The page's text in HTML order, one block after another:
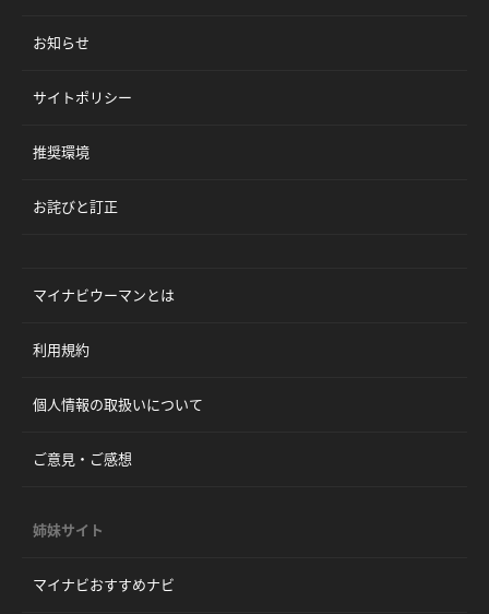
お知らせ
サイトポリシー
推奨環境
お詫びと訂正
マイナビウーマンとは
利用規約
個人情報の取扱いについて
ご意見・ご感想
姉妹サイト
マイナビおすすめナビ